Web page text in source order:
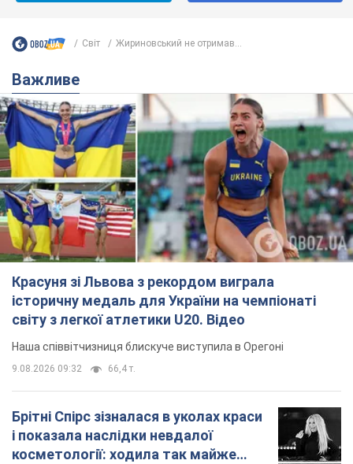
Світ Жириновський не отримав...
Важливе
Красуня зі Львова з рекордом виграла
історичну медаль для України на чемпіонаті
світу з легкої атлетики U20. Відео
Наша співвітчизниця блискуче виступила в Орегоні
9.08.2026 09:32 66,4 т.
Брітні Спірс зізналася в уколах краси
і показала наслідки невдалої
косметології: ходила так майже